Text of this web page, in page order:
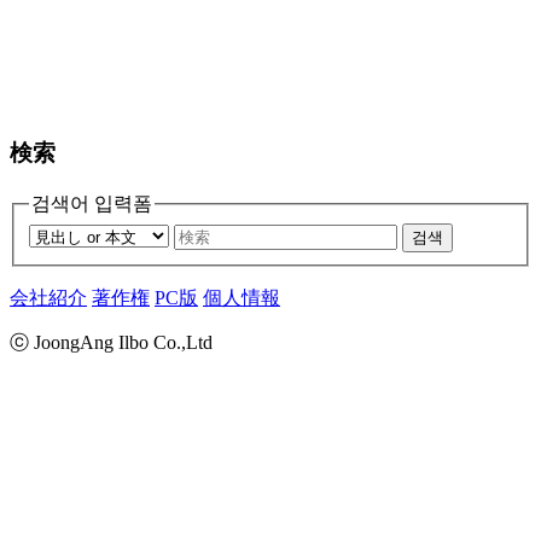
検索
검색어 입력폼
검색
会社紹介 著作権 PC版 個人情報
ⓒ JoongAng Ilbo Co.,Ltd